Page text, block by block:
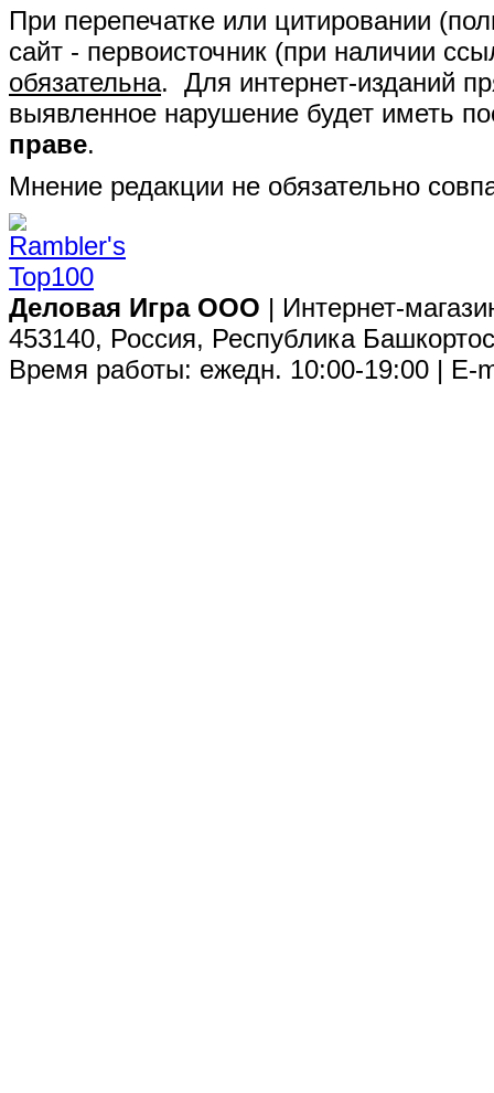
При перепечатке или цитировании
сайт - первоисточник (при наличии
обязательна. Для интернет-изданий
выявленное нарушение будет иметь
праве.
Мнение редакции не обязательно
Деловая Игра ООО | Интернет-
453140, Россия, Республика
Время работы: ежедн. 10:00-19:00 | E-